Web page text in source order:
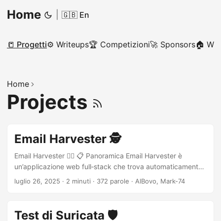
Home 🇬🇧 En
📒 Progetti⚙ Writeups🏆 Competizioni🚀 Sponsors🏠
Home
Projects
Email Harvester 🕵
Email Harvester 🕵️‍♂️ 📋 Panoramica Email Harvester è
un’applicazione web full‑stack che trova automaticamente
gli indirizzi email associati a un dominio specificato, li
risultati in un’interfaccia semplice e interattiva. Unisce un
luglio 26, 2025 · 2 minuti · 372 parole · AlBovo, Mark-74
Test di Suricata 🛡